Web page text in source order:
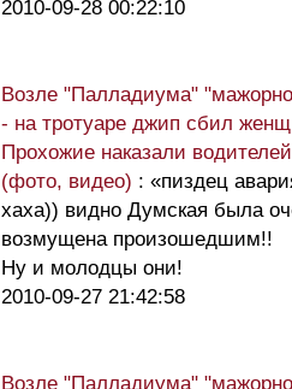
2010-09-28 00:22:10
Возле "Палладиума"
- на тротуаре джип сбил
Прохожие наказали
(фото, видео) : «пиздец
хаха)) видно Думская была
возмущена произошедшим!!
Ну и молодцы они!
2010-09-27 21:42:58
Возле "Палладиума"